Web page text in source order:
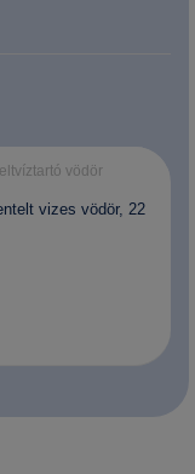
vödör
vizes vödör, 22